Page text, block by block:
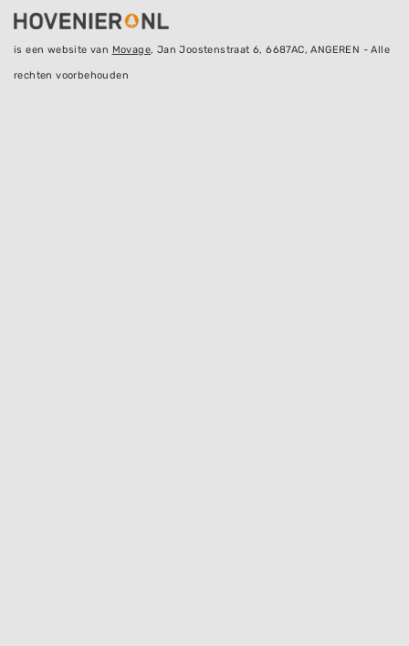
is een website van Movage, Jan Joostenstraat 6, 6687AC, ANGEREN - Alle
rechten voorbehouden